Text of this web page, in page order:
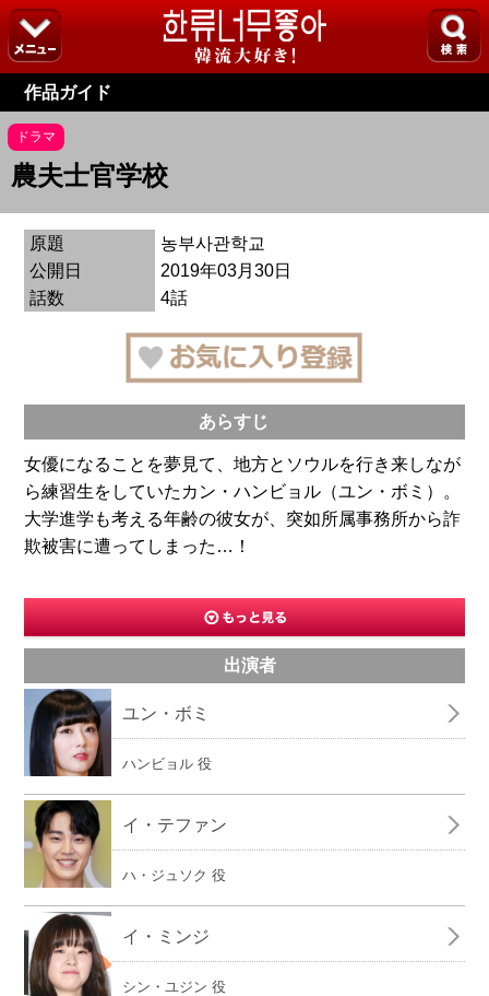
作品ガイド
ドラマ
農夫士官学校
原題
농부사관학교
公開日
2019年03月30日
話数
4話
あらすじ
女優になることを夢見て、地方とソウルを行き来しなが
ら練習生をしていたカン・ハンビョル（ユン・ボミ）。
大学進学も考える年齢の彼女が、突如所属事務所から詐
欺被害に遭ってしまった…！
出演者
ユン・ボミ
ハンビョル 役
イ・テファン
ハ・ジュソク 役
イ・ミンジ
シン・ユジン 役